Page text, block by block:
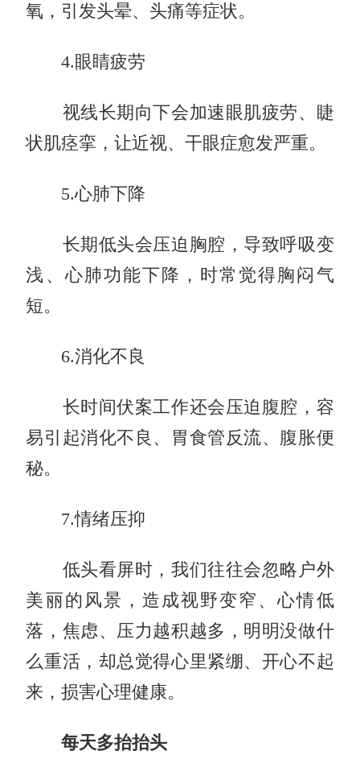
氧，引发头晕、头痛等症状。
4.眼睛疲劳
视线长期向下会加速眼肌疲劳、睫
状肌痉挛，让近视、干眼症愈发严重。
5.心肺下降
长期低头会压迫胸腔，导致呼吸变
浅、心肺功能下降，时常觉得胸闷气
短。
6.消化不良
长时间伏案工作还会压迫腹腔，容
易引起消化不良、胃食管反流、腹胀便
秘。
7.情绪压抑
低头看屏时，我们往往会忽略户外
美丽的风景，造成视野变窄、心情低
落，焦虑、压力越积越多，明明没做什
么重活，却总觉得心里紧绷、开心不起
来，损害心理健康。
每天多抬抬头